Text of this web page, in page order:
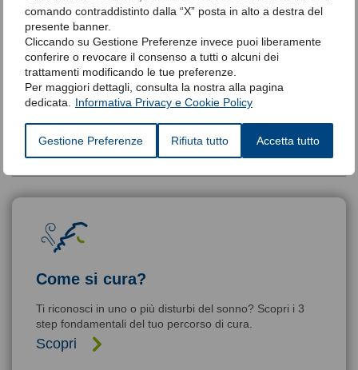
comando contraddistinto dalla “X” posta in alto a destra del
presente banner.
Cliccando su Gestione Preferenze invece puoi liberamente
conferire o revocare il consenso a tutti o alcuni dei
trattamenti modificando le tue preferenze.
Per maggiori dettagli, consulta la nostra alla pagina
dedicata.
Informativa Privacy e Cookie Policy
Gestione Preferenze Rifiuta tutto Accetta tutto
formicolio. L’eccesso di movimento compiuto per
cercare sollievo quando ci si predispone a dormire,
spesso causa di insonnia iniziale e conseguente
difficoltà di addormentamento. Al mattino invece,
le persone lamentano un’eccessiva sonnolenza, un
forte senso distanchezza, irritabilità e problemi di
Continua
Come si cura?
Ti riconosci in uno o più disturbi del sonno? Scopri i 3
step fondamentali del tuo percorso di cura.
Scopri